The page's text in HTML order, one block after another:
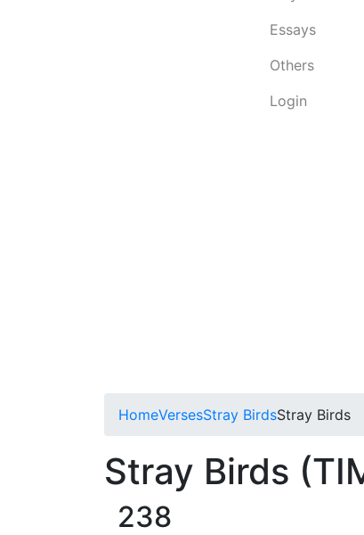
Essays
Others
Login
HomeVersesStray BirdsStray Birds
Stray Birds
238